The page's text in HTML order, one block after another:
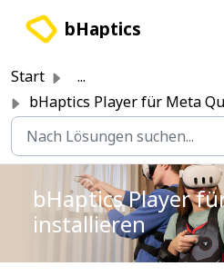
bHaptics
Start
...
bHaptics Player für Meta
bHaptics Player
installieren